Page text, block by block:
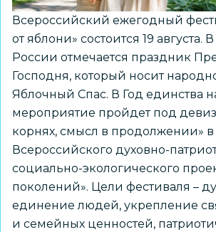
Всероссийский ежегодный
от яблони» состоится 19 августа.
России отмечается праздник
Господня, который носит
Яблочный Спас. В Год единства
мероприятие пройдет под
корнях, смысл в продолжении» в
Всероссийского духовно-
социально-экологического
поколений». Цели фестиваля –
единение людей, укрепление
и семейных ценностей,